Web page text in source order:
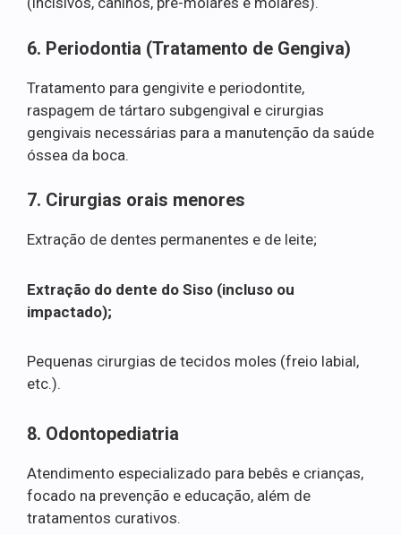
6. Periodontia (Tratamento de Gengiva)
Tratamento para gengivite e periodontite,
raspagem de tártaro subgengival e cirurgias
gengivais necessárias para a manutenção da saúde
óssea da boca.
7. Cirurgias orais menores
Extração de dentes permanentes e de leite;
Extração do dente do Siso (incluso ou
impactado);
Pequenas cirurgias de tecidos moles (freio labial,
etc.).
8. Odontopediatria
Atendimento especializado para bebês e crianças,
focado na prevenção e educação, além de
tratamentos curativos.